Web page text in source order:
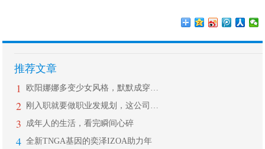
推荐文章
1 欧阳娜娜多变少女风格，默默成穿衣C位
2 刚入职就要做职业发规划，这公司靠谱吗
3 成年人的生活，看完瞬间心碎
4 全新TNGA基因的奕泽IZOA助力年